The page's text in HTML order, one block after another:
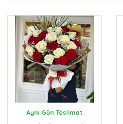
Aynı Gün Teslimat